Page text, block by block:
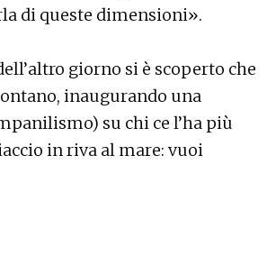
di queste dimensioni».
giorno si è scoperto che
inaugurando una
su chi ce l’ha più
in riva al mare: vuoi